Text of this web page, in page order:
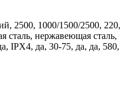
2500, 1000/1500/2500, 220,
сталь, нержавеющая сталь,
IPX4, да, 30-75, да, да, 580,